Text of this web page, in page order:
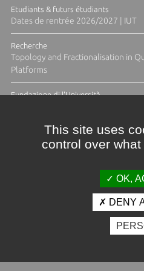
Etudiants & futurs étudiants
Dates de rentrée 2026/2027 | IUT
Recherche
Topology and Fractionalisation in
Platforms
Fundazione di l'Università
Crédits et mentions légales
Espace
This site uses
control over
OK,
DENY